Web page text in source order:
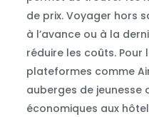
de prix. Voyager hors
à l’avance ou à la
réduire les coûts. Pour
plateformes comme
auberges de
économiques aux